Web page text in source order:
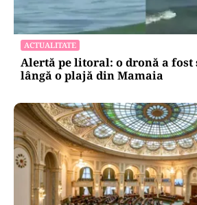
ACTUALITATE
Alertă pe litoral: o dronă a fost
lângă o plajă din Mamaia